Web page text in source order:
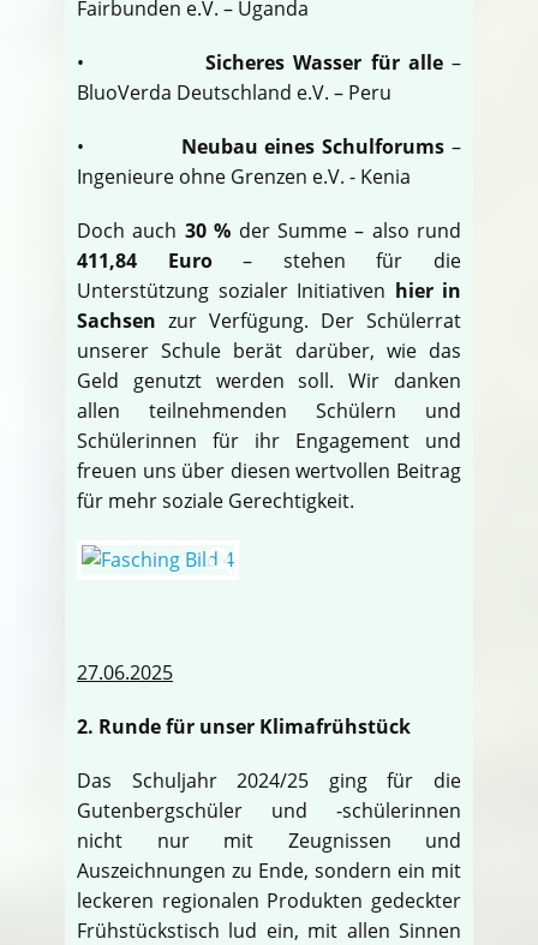
Fairbunden e.V. – Uganda
•Sicheres Wasser für alle–
BluoVerda Deutschland e.V. – Peru
• Neubau eines Schulforums –
Ingenieure ohne Grenzen e.V. - Kenia
Doch auch 30 % der Summe – also rund
411,84 Euro– stehen für die
Unterstützung sozialer Initiativen hier in
Sachsen zur Verfügung. Der Schülerrat
unserer Schule berät darüber, wie das
Geld genutzt werden soll. Wir danken
allen teilnehmenden Schülern und
Schülerinnen für ihr Engagement und
freuen uns über diesen wertvollen Beitrag
für mehr soziale Gerechtigkeit.
27.06.2025
2. Runde für unser Klimafrühstück
Das Schuljahr 2024/25 ging für die
Gutenbergschüler und -schülerinnen
nicht nur mit Zeugnissen und
Auszeichnungen zu Ende, sondern ein mit
leckeren regionalen Produkten gedeckter
Frühstückstisch lud ein, mit allen Sinnen